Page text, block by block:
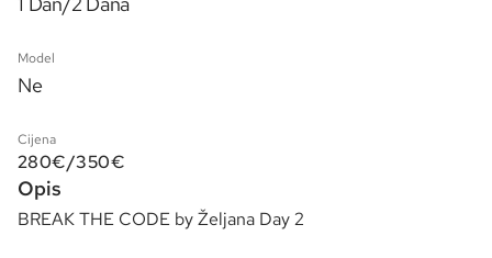
Model
Ne
Cijena
280€/350€
Opis
BREAK THE CODE by Željana Day 2